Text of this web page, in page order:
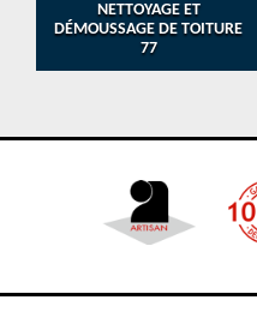
NETTOYAGE ET
DÉMOUSSAGE DE TOITURE
77